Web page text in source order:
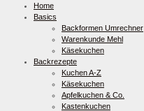
Home
Basics
Backformen Umrechner
Warenkunde Mehl
Käsekuchen
Backrezepte
Kuchen A-Z
Käsekuchen
Apfelkuchen & Co.
Kastenkuchen